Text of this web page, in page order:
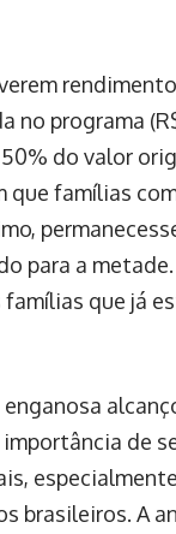
no programa
do valor
famílias
para a
que já
de
brasileiros. A